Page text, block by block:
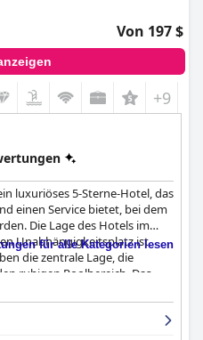
Von 197 $
+9
luxuriöses 5-Sterne-Hotel, das
einen Service bietet, bei dem
Die Lage des Hotels im
Unabhängigkeitsplatz ist
die zentrale Lage, die
ruhigen Poolbereich. Das
großen Auswahl an
Personal und den
Das Abendessen ist
für alle Kategorien lesen